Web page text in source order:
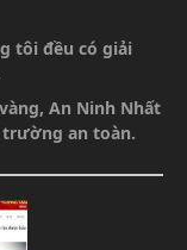
tôi đều có giải
An Ninh Nhất
an toàn.